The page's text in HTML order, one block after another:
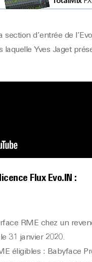
section d’entrée de
laquelle Yves Jaget
Flux Evo.IN :
RME chez un
31 janvier 2020.
éligibles : Babyface